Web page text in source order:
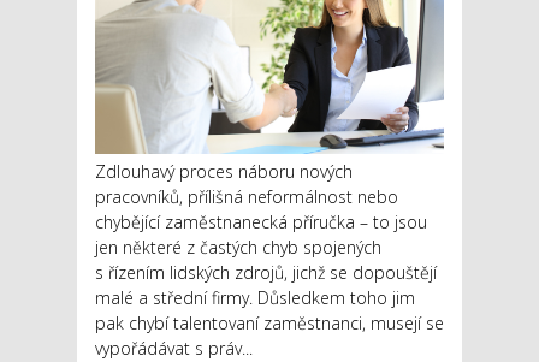
Zdlouhavý proces náboru nových
pracovníků, přílišná neformálnost nebo
chybějící zaměstnanecká příručka – to jsou
jen některé z častých chyb spojených
s řízením lidských zdrojů, jichž se dopouštějí
malé a střední firmy. Důsledkem toho jim
pak chybí talentovaní zaměstnanci, musejí se
vypořádávat s práv...